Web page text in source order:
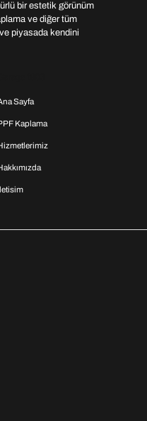
bir estetik görünüm
ve diğer tüm
piyasada kendini
Sayfa
Kaplama